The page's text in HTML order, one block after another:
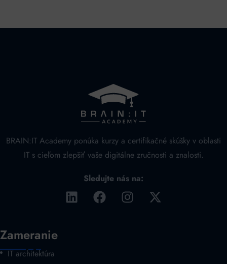
BRAIN:IT Academy ponúka kurzy a certifikačné skúšky v oblasti
IT s cieľom zlepšiť vaše digitálne zručnosti a znalosti.
Sledujte nás na:
Zameranie
IT architektúra